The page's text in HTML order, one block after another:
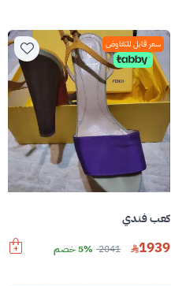
سعر قابل للتفاوض
كعب فندي
1939
2041 5% خصم